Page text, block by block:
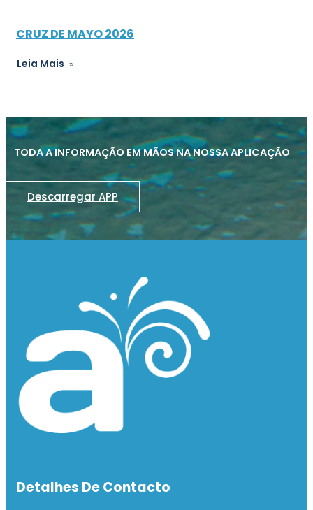
CRUZ DE MAYO 2026
Leia Mais
TODA A INFORMAÇÃO EM MÃOS NA NOSSA APLICAÇÃO
Descarregar APP
Detalhes De Contacto